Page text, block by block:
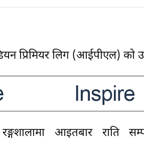
प्रिमियर लिग (आईपीएल) को
रङ्गशालामा आइतबार राति